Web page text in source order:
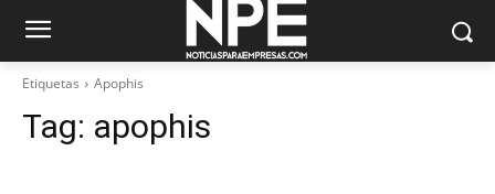
Etiquetas Apophis
Tag: apophis